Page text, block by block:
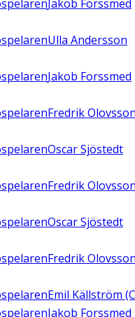
Jakob Forssmed
Ulla Andersson
Jakob Forssmed
Fredrik
Oscar Sjöstedt
Fredrik
Oscar Sjöstedt
Fredrik
Emil Källström
Jakob Forssmed